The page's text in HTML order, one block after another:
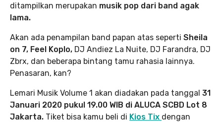
ditampilkan merupakan musik pop dari band agak
lama.
Akan ada penampilan band papan atas seperti Sheila
on 7, Feel Koplo, DJ Andiez La Nuite, DJ Farandra, DJ
Zbrx, dan beberapa bintang tamu rahasia lainnya.
Penasaran, kan?
Lemari Musik Volume 1 akan diadakan pada tanggal 31
Januari 2020 pukul 19.00 WIB di ALUCA SCBD Lot 8
Jakarta. Tiket bisa kamu beli di Kios Tix dengan